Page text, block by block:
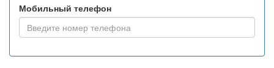
Мобильный телефон